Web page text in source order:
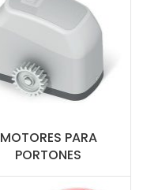
MOTORES PARA
PORTONES